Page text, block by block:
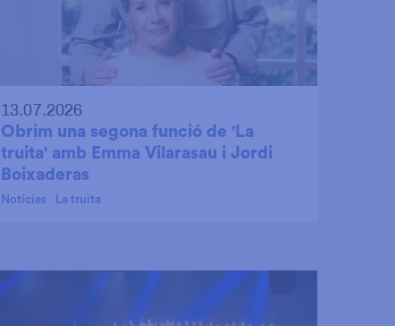
13.07.2026
Obrim una segona funció de 'La
truita' amb Emma Vilarasau i Jordi
Boixaderas
Notícies La truita